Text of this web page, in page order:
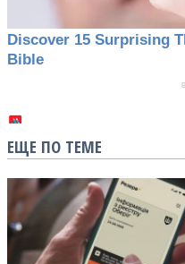
ЕЩЕ ПО ТЕМЕ